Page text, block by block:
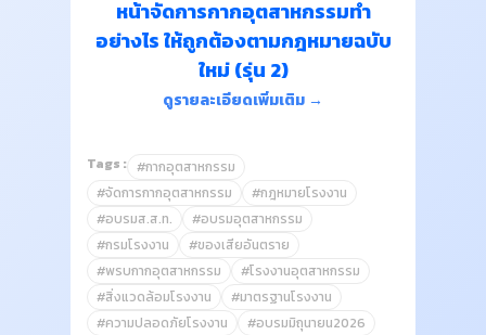
หน้าจัดการกากอุตสาหกรรมทำ
อย่างไร ให้ถูกต้องตามกฎหมายฉบับ
ใหม่ (รุ่น 2)
ดูรายละเอียดเพิ่มเติม →
Tags : #กากอุตสาหกรรม
#จัดการกากอุตสาหกรรม
#กฎหมายโรงงาน
#อบรมส.ส.ท.
#อบรมอุตสาหกรรม
#กรมโรงงาน
#ของเสียอันตราย
#พรบกากอุตสาหกรรม
#โรงงานอุตสาหกรรม
#สิ่งแวดล้อมโรงงาน
#มาตรฐานโรงงาน
#ความปลอดภัยโรงงาน
#อบรมมิถุนายน2026